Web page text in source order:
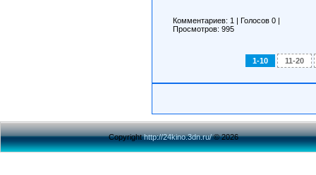
Комментариев: 1 | Голосов 0 |
Просмотров: 995
1-10 11-20
Copyrighthttp://24kino.3dn.ru/© 2026